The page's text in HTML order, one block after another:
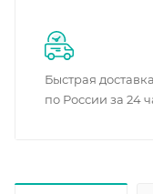
Быстрая доставка
по России за 24